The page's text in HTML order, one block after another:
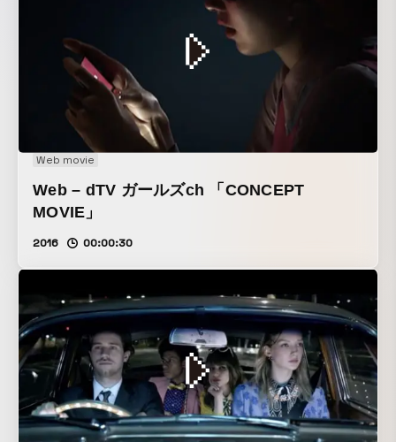
Web movie
Web – dTV ガールズch 「CONCEPT
MOVIE」
2016 00:00:30